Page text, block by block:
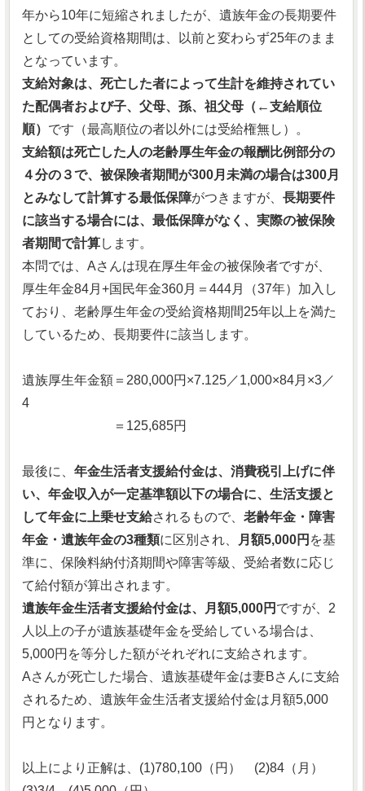
年から10年に短縮されましたが、遺族年金の長期要件
としての受給資格期間は、以前と変わらず25年のまま
となっています。
支給対象は、死亡した者によって生計を維持されてい
た配偶者および子、父母、孫、祖父母（←支給順位
順） です（最高順位の者以外には受給権無し）。
支給額は死亡した人の老齢厚生年金の報酬比例部分の
４分の３で、被保険者期間が300月未満の場合は300月
とみなして計算する最低保障がつきますが、 長期要件
に該当する場合には、最低保障がなく、実際の被保険
者期間で計算します。
本問では、Aさんは現在厚生年金の被保険者ですが、
厚生年金84月+国民年金360月＝444月（37年）加入し
ており、老齢厚生年金の受給資格期間25年以上を満た
しているため、長期要件に該当します。
遺族厚生年金額＝280,000円×7.125／1,000×84月×3／
4
＝125,685円
最後に、 年金生活者支援給付金は、消費税引上げに伴
い、年金収入が一定基準額以下の場合に、生活支援と
して年金に上乗せ支給されるもので、 老齢年金・障害
年金・遺族年金の3種類に区別され、 月額5,000円 を基
準に、保険料納付済期間や障害等級、受給者数に応じ
て給付額が算出されます。
遺族年金生活者支援給付金は、月額5,000円 ですが、2
人以上の子が遺族基礎年金を受給している場合は、
5,000円を等分した額がそれぞれに支給されます。
Aさんが死亡した場合、遺族基礎年金は妻Bさんに支給
されるため、遺族年金生活者支援給付金は月額5,000
円となります。
以上により正解は、(1)780,100（円） (2)84（月）